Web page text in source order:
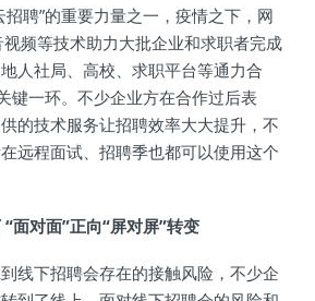
招聘”的重要力量之一，疫情之下，网
频等技术助力大批企业和求职者完成
人社局、高校、求职平台等通力合
键一环。不少企业方在合作过后表
的技术服务让招聘效率大大提升，不
远程面试、招聘季也都可以使用这个
面对面”正向“屏对屏”转变
线下招聘会存在的接触风险，不少企